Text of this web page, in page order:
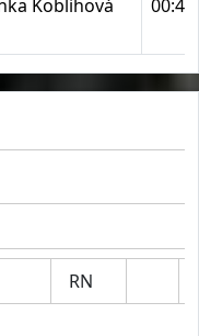
Koblihová
RN